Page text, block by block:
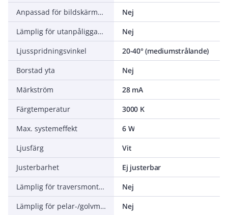
Anpassad för bildskärmsarbete (EN 12464-1)
Nej
Lämplig för utanpåliggande montage
Nej
Ljusspridningsvinkel
20-40° (mediumstrålande)
Borstad yta
Nej
Märkström
28 mA
Färgtemperatur
3000 K
Max. systemeffekt
6 W
Ljusfärg
Vit
Justerbarhet
Ej justerbar
Lämplig för traversmontering
Nej
Lämplig för pelar-/golvmontering
Nej